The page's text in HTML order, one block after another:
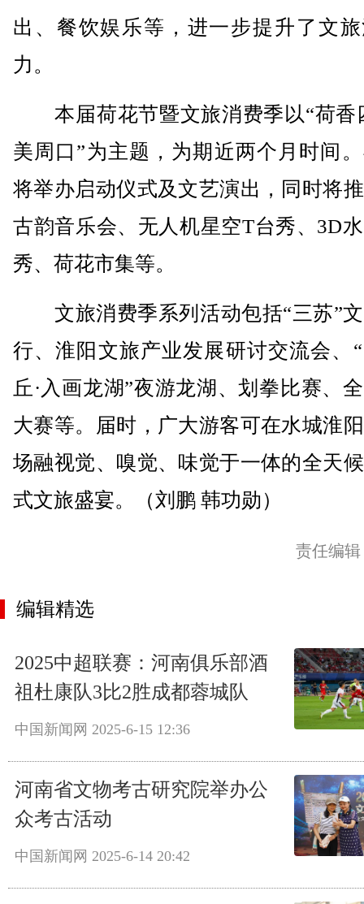
出、餐饮娱乐等，进一步提升了文
力。
本届荷花节暨文旅消费季以“荷香
美周口”为主题，为期近两个月时间
将举办启动仪式及文艺演出，同时将
古韵音乐会、无人机星空T台秀、3D
秀、荷花市集等。
文旅消费季系列活动包括“三苏”
行、淮阳文旅产业发展研讨交流会、
丘·入画龙湖”夜游龙湖、划拳比赛、
大赛等。届时，广大游客可在水城淮
场融视觉、嗅觉、味觉于一体的全天
式文旅盛宴。（刘鹏 韩功勋）
责任编
编辑精选
2025中超联赛：河南俱乐部酒
祖杜康队3比2胜成都蓉城队
中国新闻网 2025-6-15 12:36
河南省文物考古研究院举办公
众考古活动
中国新闻网 2025-6-14 20:42